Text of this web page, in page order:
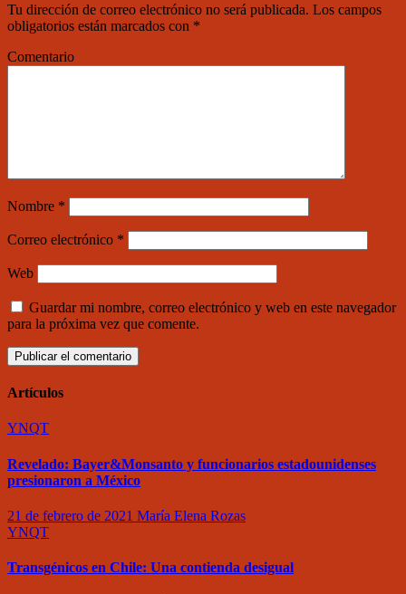
Tu dirección de correo electrónico no será publicada. Los campos
obligatorios están marcados con *
Comentario
Nombre *
Correo electrónico *
Web
Guardar mi nombre, correo electrónico y web en este navegador
para la próxima vez que comente.
Artículos
YNQT
Revelado: Bayer&Monsanto y funcionarios estadounidenses
presionaron a México
21 de febrero de 2021 María Elena Rozas
YNQT
Transgénicos en Chile: Una contienda desigual